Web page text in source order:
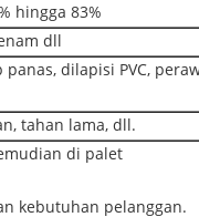
hingga 83%
dll
dilapisi PVC,
tahan lama, dll.
di palet
kebutuhan pelanggan.